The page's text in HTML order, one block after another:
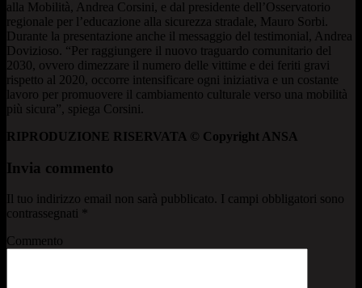
alla Mobilità, Andrea Corsini, e dal presidente dell’Osservatorio
regionale per l’educazione alla sicurezza stradale, Mauro Sorbi.
Durante la presentazione anche il messaggio del testimonial, Andrea
Dovizioso. “Per raggiungere il nuovo traguardo comunitario del
2030, ovvero dimezzare il numero delle vittime e dei feriti gravi
rispetto al 2020, occorre intensificare ogni iniziativa e un costante
lavoro per promuovere il cambiamento culturale verso una mobilità
più sicura”, spiega Corsini.
RIPRODUZIONE RISERVATA © Copyright ANSA
Invia commento
Il tuo indirizzo email non sarà pubblicato.
I campi obbligatori sono
contrassegnati
Commento